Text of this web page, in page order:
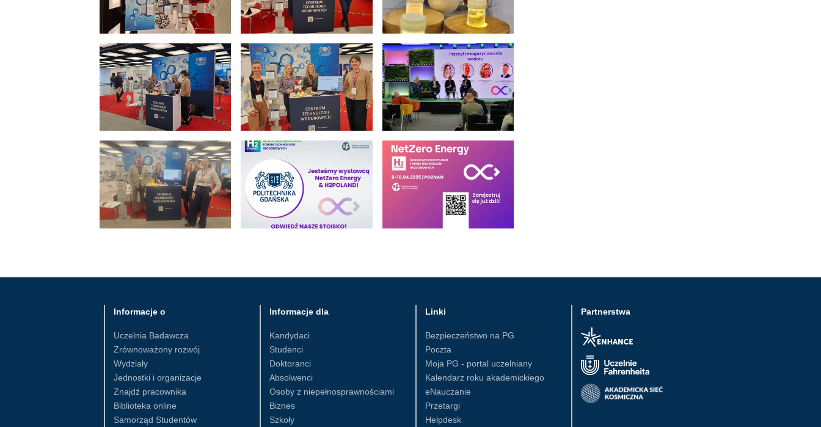
Partnerstwa
Informacje o
Uczelnia Badawcza
Zrównoważony rozwój
Wydziały
Jednostki i organizacje
Znajdź pracownika
Biblioteka online
Samorząd Studentów
Informacje dla
Kandydaci
Studenci
Doktoranci
Absolwenci
Osoby z niepełnosprawnościami
Biznes
Szkoły
Linki
Bezpieczeństwo na PG
Poczta
Moja PG - portal uczelniany
Kalendarz roku akademickiego
eNauczanie
Przetargi
Helpdesk